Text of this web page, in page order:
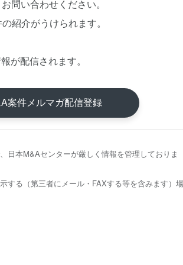
問い合わせください。
紹介がうけられます。
が配信されます。
案件メルマガ配信登録
日本M&Aセンターが厳しく情報を管理しておりま
する（第三者にメール・FAXする等を含みます）